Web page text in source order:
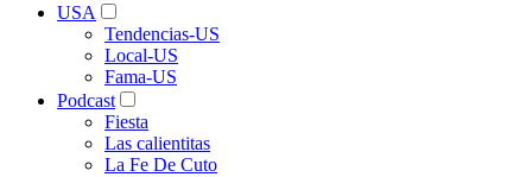
USA
Tendencias-US
Local-US
Fama-US
Podcast
Fiesta
Las calientitas
La Fe De Cuto